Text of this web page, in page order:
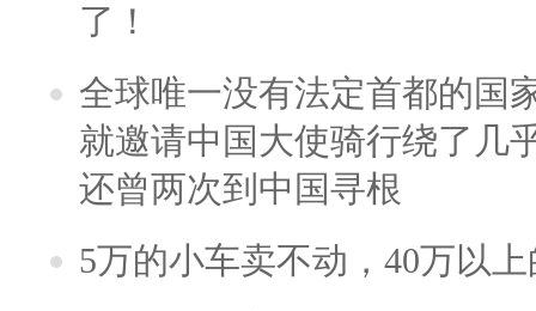
了！
全球唯一没有法定首都的国
就邀请中国大使骑行绕了几
还曾两次到中国寻根
5万的小车卖不动，40万以